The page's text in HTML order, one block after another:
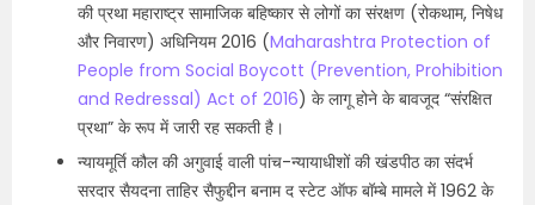
की प्रथा महाराष्ट्र सामाजिक बहिष्कार से लोगों का संरक्षण (रोकथाम, निषेध
और निवारण) अधिनियम 2016 (Maharashtra Protection of
People from Social Boycott (Prevention, Prohibition
and Redressal) Act of 2016) के लागू होने के बावजूद “संरक्षित
प्रथा” के रूप में जारी रह सकती है।
न्यायमूर्ति कौल की अगुवाई वाली पांच-न्यायाधीशों की खंडपीठ का संदर्भ
सरदार सैयदना ताहिर सैफुद्दीन बनाम द स्टेट ऑफ बॉम्बे मामले में 1962 के